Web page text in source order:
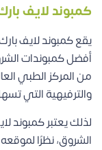
كمبوند لايف
يقع كمبوند لايف
أفضل كمبوندات
من المركز الطبي
والترفيهية التي
لذلك يعتبر كمبوند
الشروق، نظرًا